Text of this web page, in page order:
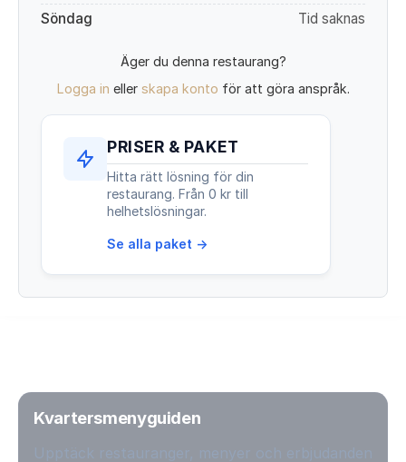
Söndag Tid saknas
Äger du denna restaurang?
Logga in eller skapa konto för att göra anspråk.
PRISER & PAKET
Hitta rätt lösning för din
restaurang. Från 0 kr till
helhetslösningar.
Se alla paket →
Kvartersmenyguiden